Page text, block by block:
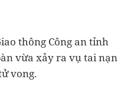
thông Công an tỉnh
vừa xảy ra vụ tai nạn
vong.